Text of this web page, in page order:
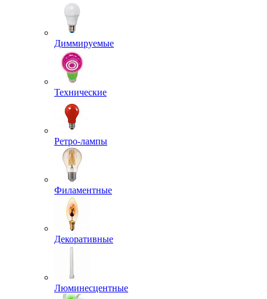
Диммируемые
Технические
Ретро-лампы
Филаментные
Декоративные
Люминесцентные